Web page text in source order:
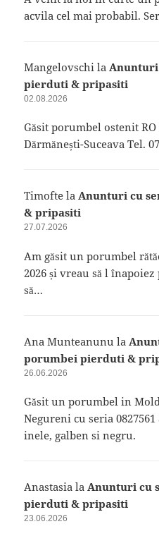
acvila cel mai probabil.
Mangelovschi la
pierduti & pripasiti
02.08.2026
Găsit porumbel ostenit RO
Dărmănești-Suceava Tel.
Timofte laAnunturi cu
& pripasiti
27.07.2026
Am găsit un porumbel
2026 și vreau să l
să…
Ana Munteanunu la
porumbei pierduti &
26.06.2026
Găsit un porumbel in
Negureni cu seria
inele, galben si negru.
Anastasia la Anunturi cu
pierduti & pripasiti
23.06.2026